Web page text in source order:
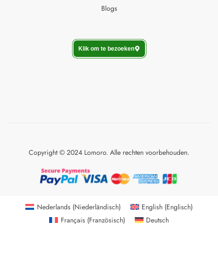
Blogs
Klik om te bezoeken
Copyright © 2024 Lomoro. Alle rechten voorbehouden.
Nederlands(Niederländisch) English (Englisch)
Français(Französisch) Deutsch